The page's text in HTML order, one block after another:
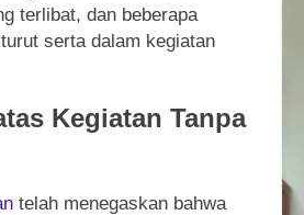
terlibat, dan beberapa
serta dalam kegiatan
Kegiatan Tanpa
telah menegaskan bahwa